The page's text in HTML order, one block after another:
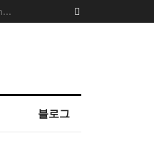
블로그